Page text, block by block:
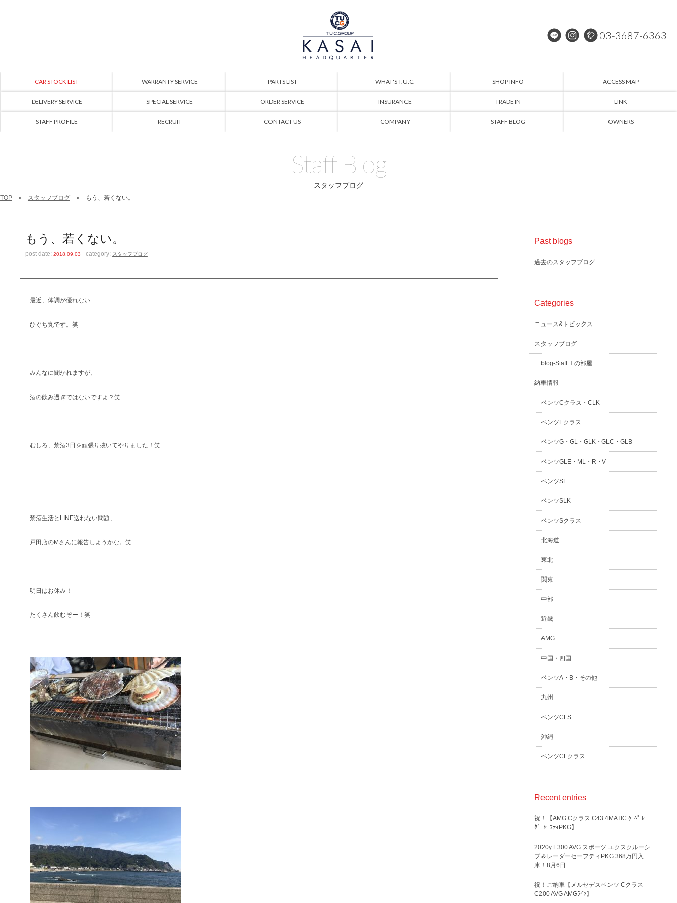
03-3687-6363
CAR STOCK LIST WARRANTY SERVICE PARTS LIST WHAT'S T.U.C. SHOP INFO ACCESS MAP
DELIVERY SERVICE SPECIAL SERVICE ORDER SERVICE INSURANCE TRADE IN LINK
STAFF PROFILE RECRUIT CONTACT US COMPANY STAFF BLOG OWNERS
Staff Blog
スタッフブログ
TOP スタッフブログ もう、若くない。
もう、若くない。
post date:2018.09.03 category: スタッフブログ
最近、体調が優れない
ひぐち丸です。笑
みんなに聞かれますが、
酒の飲み過ぎではないですよ？笑
むしろ、禁酒3日を頑張り抜いてやりました！笑
禁酒生活とLINE送れない問題、
戸田店のMさんに報告しようかな。笑
明日はお休み！
たくさん飲むぞー！笑
Past blogs
過去のスタッフブログ
Categories
ニュース&トピックス
スタッフブログ
blog-Staff Ｉの部屋
納車情報
ベンツCクラス・CLK
ベンツEクラス
ベンツG・GL・GLK・GLC・GLB
ベンツGLE・ML・R・V
ベンツSL
ベンツSLK
ベンツSクラス
北海道
東北
関東
中部
近畿
AMG
中国・四国
ベンツA・B・その他
九州
ベンツCLS
沖縄
ベンツCLクラス
Recent entries
祝！【AMG Cクラス C43 4MATIC ｸｰﾍﾟ ﾚｰ
ﾀﾞｰｾｰﾌﾃｨPKG】
2020y E300 AVG スポーツ エクスクルーシ
ブ＆レーダーセーフティPKG 368万円入
庫！8月6日
祝！ご納車【メルセデスベンツ Cクラス
C200 AVG AMGﾗｲﾝ】